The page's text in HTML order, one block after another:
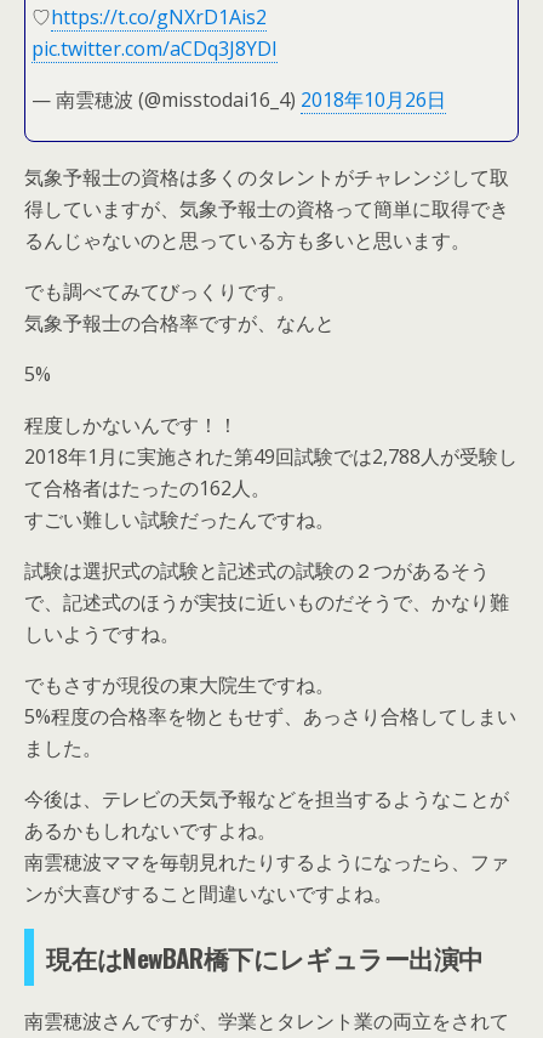
♡https://t.co/gNXrD1Ais2
pic.twitter.com/aCDq3J8YDI
— 南雲穂波 (@misstodai16_4) 2018年10月26日
気象予報士の資格は多くのタレントがチャレンジして取
得していますが、気象予報士の資格って簡単に取得でき
るんじゃないのと思っている方も多いと思います。
でも調べてみてびっくりです。
気象予報士の合格率ですが、なんと
5%
程度しかないんです！！
2018年1月に実施された第49回試験では2,788人が受験し
て合格者はたったの162人。
すごい難しい試験だったんですね。
試験は選択式の試験と記述式の試験の２つがあるそう
で、記述式のほうが実技に近いものだそうで、かなり難
しいようですね。
でもさすが現役の東大院生ですね。
5%程度の合格率を物ともせず、あっさり合格してしまい
ました。
今後は、テレビの天気予報などを担当するようなことが
あるかもしれないですよね。
南雲穂波ママを毎朝見れたりするようになったら、ファ
ンが大喜びすること間違いないですよね。
現在はNewBAR橋下にレギュラー出演中
南雲穂波さんですが、学業とタレント業の両立をされて